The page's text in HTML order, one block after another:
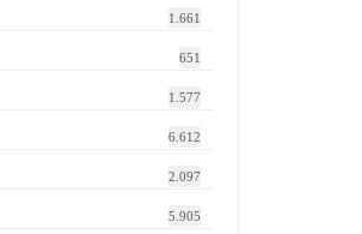
1.661
651
1.577
6.612
2.097
5.905